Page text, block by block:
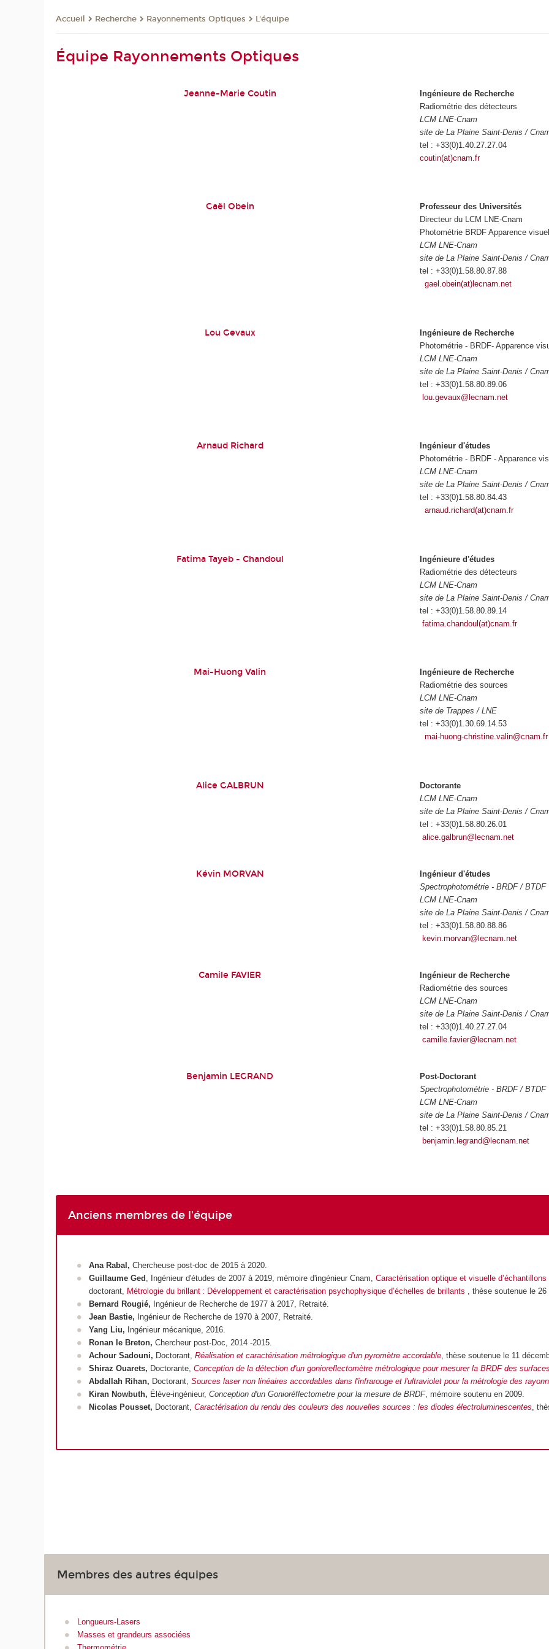
Accueil Recherche Rayonnements Optiques L'équipe
Équipe Rayonnements Optiques
Jeanne-Marie Coutin
Ingénieure de Recherche
Radiométrie des détecteurs
LCM LNE-Cnam
site de La Plaine Saint-Denis /
tel : +33(0)1.40.27.27.04
coutin(at)cnam.fr
Gaël Obein
Professeur des Universités
Directeur du LCM LNE-Cnam
Photométrie BRDF Apparence
LCM LNE-Cnam
site de La Plaine Saint-Denis /
tel : +33(0)1.58.80.87.88
gael.obein(at)lecnam.net
Lou Gevaux
Ingénieure de Recherche
Photométrie - BRDF- Apparence
LCM LNE-Cnam
site de La Plaine Saint-Denis /
tel : +33(0)1.58.80.89.06
lou.gevaux@lecnam.net
Arnaud Richard
Ingénieur d'études
Photométrie - BRDF - Apparence
LCM LNE-Cnam
site de La Plaine Saint-Denis /
tel : +33(0)1.58.80.84.43
arnaud.richard(at)cnam.fr
Fatima Tayeb - Chandoul
Ingénieure d'études
Radiométrie des détecteurs
LCM LNE-Cnam
site de La Plaine Saint-Denis /
tel : +33(0)1.58.80.89.14
fatima.chandoul(at)cnam.fr
Mai-Huong Valin
Ingénieure de Recherche
Radiométrie des sources
LCM LNE-Cnam
site de Trappes / LNE
tel : +33(0)1.30.69.14.53
mai-huong-christine.valin@cnam.fr
Alice GALBRUN
Doctorante
LCM LNE-Cnam
site de La Plaine Saint-Denis /
tel : +33(0)1.58.80.26.01
alice.galbrun@lecnam.net
Kévin MORVAN
Ingénieur d'études
Spectrophotométrie - BRDF / BTDF
LCM LNE-Cnam
site de La Plaine Saint-Denis /
tel : +33(0)1.58.80.88.86
kevin.morvan@lecnam.net
Camile FAVIER
Ingénieur de Recherche
Radiométrie des sources
LCM LNE-Cnam
site de La Plaine Saint-Denis /
tel : +33(0)1.40.27.27.04
camille.favier@lecnam.net
Benjamin LEGRAND
Post-Doctorant
Spectrophotométrie - BRDF / BTDF
LCM LNE-Cnam
site de La Plaine Saint-Denis /
tel : +33(0)1.58.80.85.21
benjamin.legrand@lecnam.net
Anciens membres de l'équipe
Ana Rabal, Chercheuse post-doc de 2015 à 2020.
Guillaume Ged , Ingénieur d'études de 2007 à 2019, mémoire d'ingénieur Cnam,Caractérisation optique et visuelle
doctorant, Métrologie du brillant : Développement et caractérisation psychophysique d’échelles de brillants
, thèse soutenue le
Bernard Rougié, Ingénieur de Recherche de 1977 à 2017, Retraité.
Jean Bastie, Ingénieur de Recherche de 1970 à 2007, Retraité.
Yang Liu, Ingénieur mécanique, 2016.
Ronan le Breton, Chercheur post-Doc, 2014 -2015.
Achour Sadouni, Doctorant,Réalisation et caractérisation métrologique d'un pyromètre accordable , thèse soutenue le 11
Shiraz Ouarets, Doctorante,Conception de la détection d'un gonioreflectomètre métrologique pour mesurer la BRDF des
Abdallah Rihan, Doctorant,Sources laser non linéaires accordables dans l'infrarouge et l'ultraviolet pour la métrologie des
Kiran Nowbuth, Élève-ingénieur,Conception d'un Gonioréflectometre pour la mesure de BRDF, mémoire soutenu en 2009.
Nicolas Pousset, Doctorant,Caractérisation du rendu des couleurs des nouvelles sources : les diodes électroluminescentes ,
Membres des autres équipes
Longueurs-Lasers
Masses et grandeurs associées